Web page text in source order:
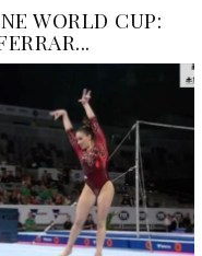
WORLD CUP: